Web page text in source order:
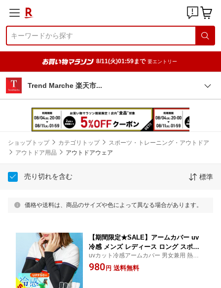
8/11(火)01:59まで 要エントリー
Trend Marche 楽天市
ショップトップ カテゴリトップ
スポーツ・トレーニング・アウトドア
アウトドア用品
アウトドアウェア
売り切れを含む 標準
価格や送料は、商品のサイズや色によって異なる場合があります。
【期間限定★SALE】アームカバー uv
冷感 メンズ レディース ロング スポー
ツ 日焼け対策 アウトドア 涼しい 運転
おしゃれ クール キッズ 子供 接触冷感
uvカット冷感アームカバー 男女兼用 熱中症
対策 グッズとしてスポーツ ゴルフ アウト
ドア 日焼け対策におすすめ ドライブ
980円 送料無料